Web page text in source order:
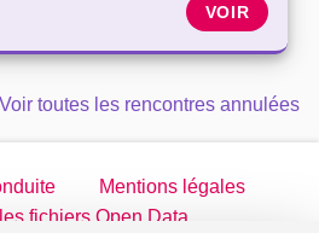
VOIR
Voir toutes les rencontres annulées
Mentions légales
fichiers Open Data